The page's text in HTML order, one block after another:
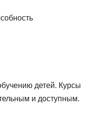
детей. Курсы
и доступным.